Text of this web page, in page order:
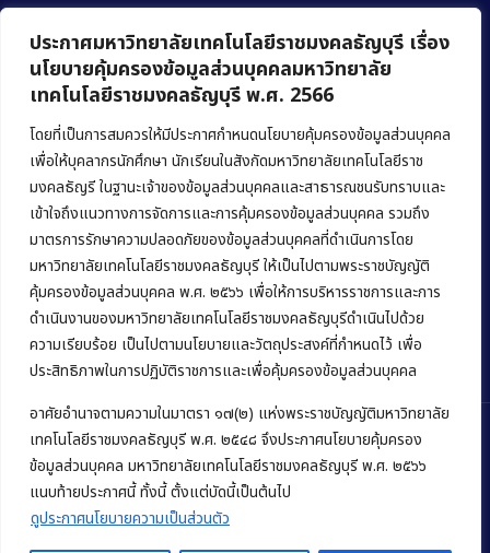
ประกาศมหาวิทยาลัยเทคโนโลยีราชมงคลธัญบุรี เรื่อง
นโยบายคุ้มครองข้อมูลส่วนบุคคลมหาวิทยาลัย
เทคโนโลยีราชมงคลธัญบุรี พ.ศ. 2566
โดยที่เป็นการสมควรให้มีประกาศกำหนดนโยบายคุ้มครองข้อมูลส่วนบุคคล
เพื่อให้บุคลากรนักศึกษา นักเรียนในสังกัดมหาวิทยาลัยเทคโนโลยีราช
มงคลธัญรี ในฐานะเจ้าของข้อมูลส่วนบุคคลและสาธารณชนรับทราบและ
เข้าใจถึงแนวทางการจัดการและการคุ้มครองข้อมูลส่วนบุคคล รวมถึง
มาตรการรักษาความปลอดภัยของข้อมูลส่วนบุคคลที่ดำเนินการโดย
มหาวิทยาลัยเทคโนโลยีราชมงคลธัญบุรี ให้เป็นไปตามพระราชบัญญัติ
คุ้มครองข้อมูลส่วนบุคคล พ.ศ. ๒๕๖๖ เพื่อให้การบริหารราชการและการ
ดำเนินงานของมหาวิทยาลัยเทคโนโลยีราชมงคลธัญบุรีดำเนินไปด้วย
ความเรียบร้อย เป็นไปตามนโยบายและวัตถุประสงค์ที่กำหนดไว้ เพื่อ
ประสิทธิภาพในการปฏิบัติราชการและเพื่อคุ้มครองข้อมูลส่วนบุคคล
อาศัยอำนาจตามความในมาตรา ๑๗(๒) แห่งพระราชบัญญัติมหาวิทยาลัย
เทคโนโลยีราชมงคลธัญบุรี พ.ศ. ๒๕๔๘ จึงประกาศนโยบายคุ้มครอง
ข้อมูลส่วนบุคคล มหาวิทยาลัยเทคโนโลยีราชมงคลธัญบุรี พ.ศ. ๒๕๖๖
แนบท้ายประกาศนี้ ทั้งนี้ ตั้งแต่บัดนี้เป็นต้นไป
ดูประกาศนโยบายความเป็นส่วนตัว
คณะบริหารธุรกิจ
มหาวิทยาลัยเทคโนโลยีราชมงคลธัญบุรี
39 หมู่ 1 ถนนรังสิต-นครนายก ตำบลคลองหก
อำเภอคลองหลวง จังหวัดปทุมธานี 12120
Phone:+66 (0) 2549 3243,+66 (0) 2549 3241
E-mail:bus@rmutt.ac.th
Copyright © 2022 คณะบริหารธุรกิจ มหาวิทยาลัยเทคโนโลยีราชมงคล
ธัญบุรี